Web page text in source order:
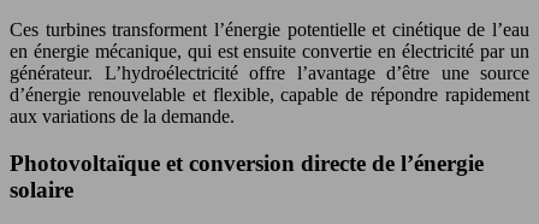
Ces turbines transforment l’énergie potentielle et cinétique de l’eau
en énergie mécanique, qui est ensuite convertie en électricité par un
générateur. L’hydroélectricité offre l’avantage d’être une source
d’énergie renouvelable et flexible, capable de répondre rapidement
aux variations de la demande.
Photovoltaïque et conversion directe de l’énergie
solaire